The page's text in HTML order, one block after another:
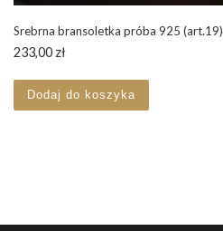
Srebrna bransoletka próba 925 (art.19)
233,00 zł
Dodaj do koszyka